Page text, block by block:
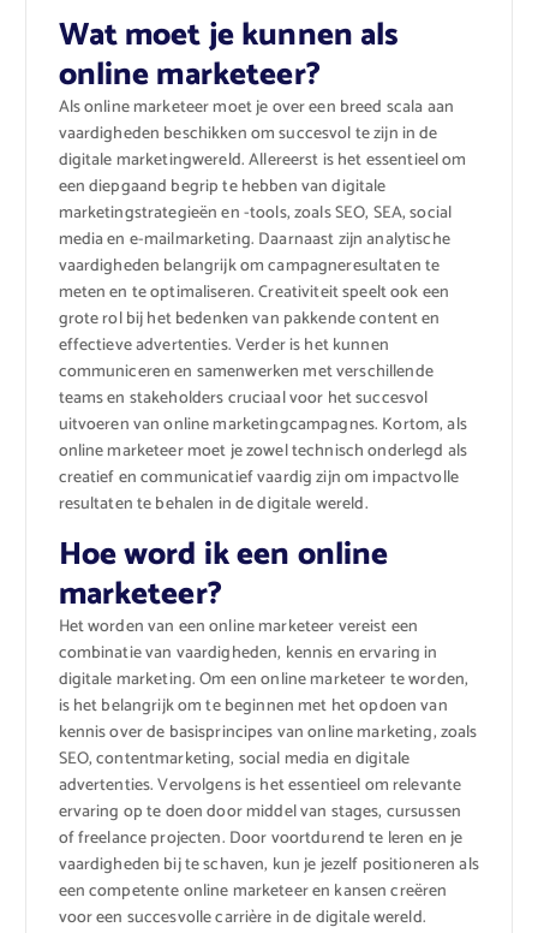
Wat moet je kunnen als
online marketeer?
Als online marketeer moet je over een breed scala aan
vaardigheden beschikken om succesvol te zijn in de
digitale marketingwereld. Allereerst is het essentieel om
een diepgaand begrip te hebben van digitale
marketingstrategieën en -tools, zoals SEO, SEA, social
media en e-mailmarketing. Daarnaast zijn analytische
vaardigheden belangrijk om campagneresultaten te
meten en te optimaliseren. Creativiteit speelt ook een
grote rol bij het bedenken van pakkende content en
effectieve advertenties. Verder is het kunnen
communiceren en samenwerken met verschillende
teams en stakeholders cruciaal voor het succesvol
uitvoeren van online marketingcampagnes. Kortom, als
online marketeer moet je zowel technisch onderlegd als
creatief en communicatief vaardig zijn om impactvolle
resultaten te behalen in de digitale wereld.
Hoe word ik een online
marketeer?
Het worden van een online marketeer vereist een
combinatie van vaardigheden, kennis en ervaring in
digitale marketing. Om een online marketeer te worden,
is het belangrijk om te beginnen met het opdoen van
kennis over de basisprincipes van online marketing, zoals
SEO, contentmarketing, social media en digitale
advertenties. Vervolgens is het essentieel om relevante
ervaring op te doen door middel van stages, cursussen
of freelance projecten. Door voortdurend te leren en je
vaardigheden bij te schaven, kun je jezelf positioneren als
een competente online marketeer en kansen creëren
voor een succesvolle carrière in de digitale wereld.